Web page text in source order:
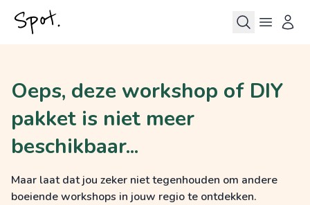
Oeps, deze workshop of DIY
pakket is niet meer
beschikbaar...
Maar laat dat jou zeker niet tegenhouden om andere
boeiende workshops in jouw regio te ontdekken.